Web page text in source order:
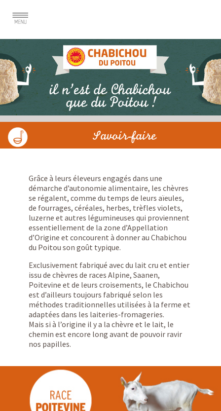
Savoir-faire
Grâce à leurs éleveurs engagés dans une
démarche d’autonomie alimentaire, les chèvres
se régalent, comme du temps de leurs aïeules,
de fourrages, céréales, herbes, trèfles violets,
luzerne et autres légumineuses qui proviennent
essentiellement de la zone d’Appellation
d’Origine et concourent à donner au Chabichou
du Poitou son goût typique.
Exclusivement fabriqué avec du lait cru et entier
issu de chèvres de races Alpine, Saanen,
Poitevine et de leurs croisements, le Chabichou
est d’ailleurs toujours fabriqué selon les
méthodes traditionnelles utilisées à la ferme et
adaptées dans les laiteries-fromageries.
Mais si à l’origine il y a la chèvre et le lait, le
chemin est encore long avant de pouvoir ravir
nos papilles.